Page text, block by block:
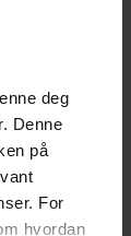
deg
Denne
på
For
hvordan
and
of